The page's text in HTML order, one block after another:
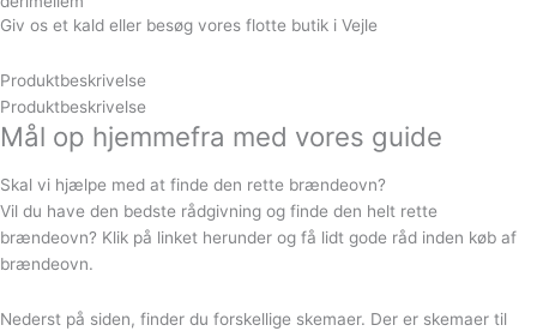
Giv os et kald eller besøg vores flotte butik i Vejle
Produktbeskrivelse
Produktbeskrivelse
Mål op hjemmefra med vores guide
Skal vi hjælpe med at finde den rette brændeovn?
Vil du have den bedste rådgivning og finde den helt rette
brændeovn? Klik på linket herunder og få lidt gode råd inden køb af
brændeovn.
Nederst på siden, finder du forskellige skemaer. Der er skemaer til